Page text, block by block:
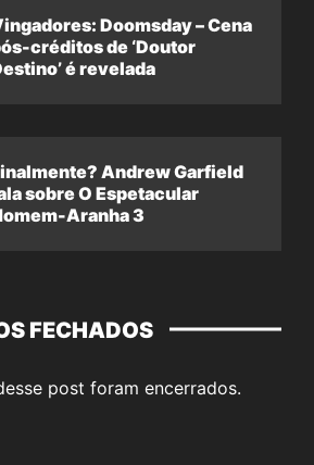
Doomsday – Cena
créditos de ‘Doutor
é revelada
Andrew Garfield
sobre O Espetacular
Aranha 3
FECHADOS
post foram encerrados.